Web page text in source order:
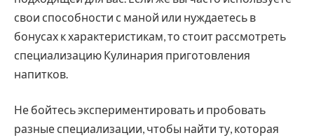
свои способности с маной или нуждаетесь в
бонусах к характеристикам, то стоит рассмотреть
специализацию Кулинария приготовления
напитков.
Не бойтесь экспериментировать и пробовать
разные специализации, чтобы найти ту, которая